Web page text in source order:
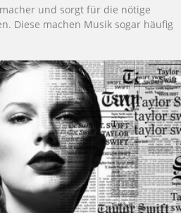
und sorgt für die nötige
Diese machen Musik sogar häufig